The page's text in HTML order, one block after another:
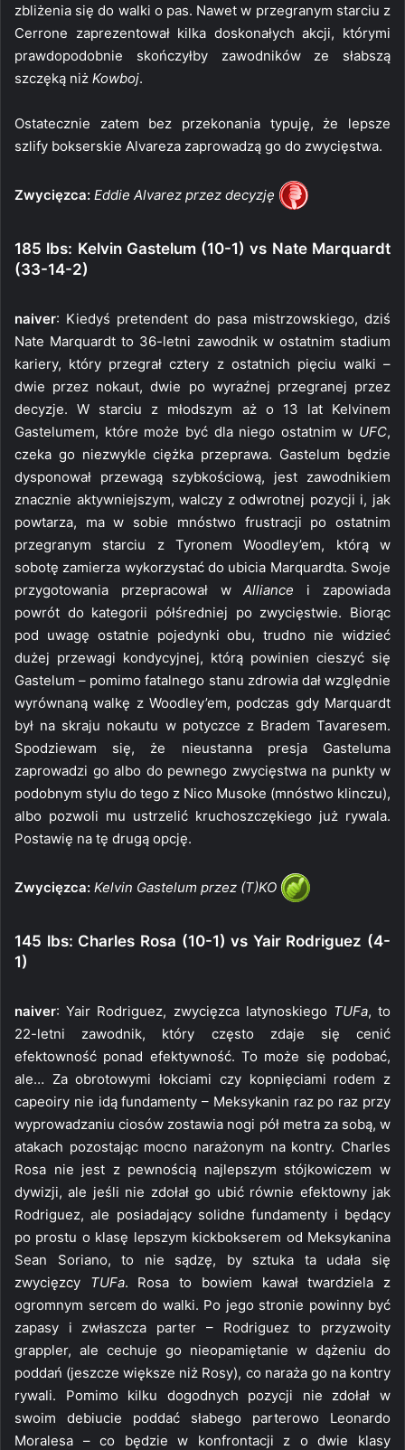
zbliżenia się do walki o pas. Nawet w przegranym starciu z
Cerrone zaprezentował kilka doskonałych akcji, którymi
prawdopodobnie skończyłby zawodników ze słabszą
szczęką niż Kowboj.
Ostatecznie zatem bez przekonania typuję, że lepsze
szlify bokserskie Alvareza zaprowadzą go do zwycięstwa.
Zwycięzca: Eddie Alvarez przez decyzję
185 lbs: Kelvin Gastelum (10-1) vs Nate Marquardt
(33-14-2)
naiver: Kiedyś pretendent do pasa mistrzowskiego, dziś
Nate Marquardt to 36-letni zawodnik w ostatnim stadium
kariery, który przegrał cztery z ostatnich pięciu walki –
dwie przez nokaut, dwie po wyraźnej przegranej przez
decyzje. W starciu z młodszym aż o 13 lat Kelvinem
Gastelumem, które może być dla niego ostatnim w UFC,
czeka go niezwykle ciężka przeprawa. Gastelum będzie
dysponował przewagą szybkościową, jest zawodnikiem
znacznie aktywniejszym, walczy z odwrotnej pozycji i, jak
powtarza, ma w sobie mnóstwo frustracji po ostatnim
przegranym starciu z Tyronem Woodley’em, którą w
sobotę zamierza wykorzystać do ubicia Marquardta. Swoje
przygotowania przepracował wAlliance i zapowiada
powrót do kategorii półśredniej po zwycięstwie. Biorąc
pod uwagę ostatnie pojedynki obu, trudno nie widzieć
dużej przewagi kondycyjnej, którą powinien cieszyć się
Gastelum – pomimo fatalnego stanu zdrowia dał względnie
wyrównaną walkę z Woodley’em, podczas gdy Marquardt
był na skraju nokautu w potyczce z Bradem Tavaresem.
Spodziewam się, że nieustanna presja Gasteluma
zaprowadzi go albo do pewnego zwycięstwa na punkty w
podobnym stylu do tego z Nico Musoke (mnóstwo klinczu),
albo pozwoli mu ustrzelić kruchoszczękiego już rywala.
Postawię na tę drugą opcję.
Zwycięzca: Kelvin Gastelum przez (T)KO
145 lbs: Charles Rosa (10-1) vs Yair Rodriguez (4-
1)
naiver: Yair Rodriguez, zwycięzca latynoskiego TUFa, to
22-letni zawodnik, który często zdaje się cenić
efektowność ponad efektywność. To może się podobać,
ale… Za obrotowymi łokciami czy kopnięciami rodem z
capeoiry nie idą fundamenty – Meksykanin raz po raz przy
wyprowadzaniu ciosów zostawia nogi pół metra za sobą, w
atakach pozostając mocno narażonym na kontry. Charles
Rosa nie jest z pewnością najlepszym stójkowiczem w
dywizji, ale jeśli nie zdołał go ubić równie efektowny jak
Rodriguez, ale posiadający solidne fundamenty i będący
po prostu o klasę lepszym kickbokserem od Meksykanina
Sean Soriano, to nie sądzę, by sztuka ta udała się
zwycięzcy TUFa. Rosa to bowiem kawał twardziela z
ogromnym sercem do walki. Po jego stronie powinny być
zapasy i zwłaszcza parter – Rodriguez to przyzwoity
grappler, ale cechuje go nieopamiętanie w dążeniu do
poddań (jeszcze większe niż Rosy), co naraża go na kontry
rywali. Pomimo kilku dogodnych pozycji nie zdołał w
swoim debiucie poddać słabego parterowo Leonardo
Moralesa – co będzie w konfrontacji z o dwie klasy